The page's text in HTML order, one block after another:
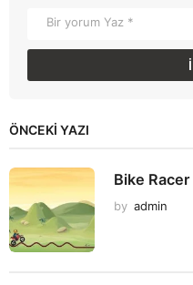
ÖNCEKI YAZI
Bike
by admin